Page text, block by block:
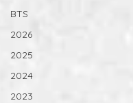
BTS
2026
2025
2024
2023